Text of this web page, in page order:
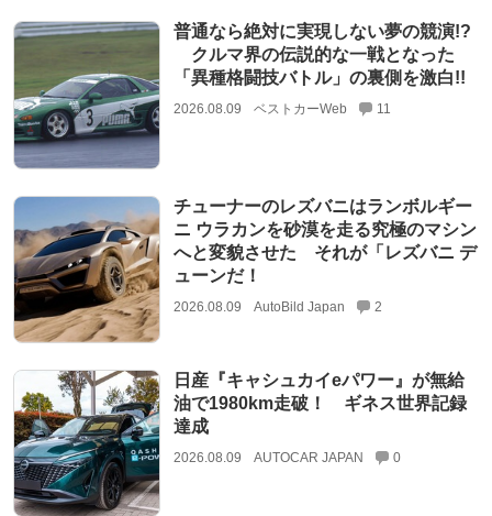
普通なら絶対に実現しない夢の競演!?
クルマ界の伝説的な一戦となった
「異種格闘技バトル」の裏側を激白!!
2026.08.09 ベストカーWeb 11
チューナーのレズバニはランボルギー
ニ ウラカンを砂漠を走る究極のマシン
へと変貌させた それが「レズバニ デ
ューンだ！
2026.08.09 AutoBild Japan 2
日産『キャシュカイeパワー』が無給
油で1980km走破！ ギネス世界記録
達成
2026.08.09 AUTOCAR JAPAN 0